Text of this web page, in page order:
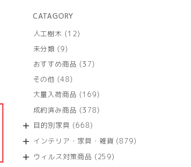
CATAGORY
人工樹木
1212
商
未分類 99
の
商
おすすめ商品 3737
商
その他 4848
の
商
大量入荷商品 169169
の
成約済み商品 378378
商
目的別家具 668668
の
商
インテリア・家具・雑貨 879879
ウィルス対策商品 259259